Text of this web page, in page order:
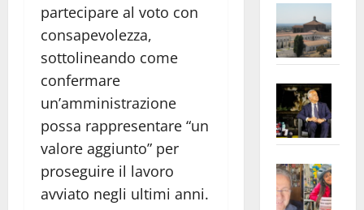
partecipare al voto con
consapevolezza,
sottolineando come
confermare
un’amministrazione
possa rappresentare “un
valore aggiunto” per
proseguire il lavoro
avviato negli ultimi anni.
apre